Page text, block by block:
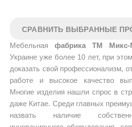
Мебельная фабрика ТМ Микс-
Украине уже более 10 лет, при
доказать свой профессионализм,
работе и высокое качество
Многие изделия нашли спрос в
даже Китае. Среди главных
назвать наличие